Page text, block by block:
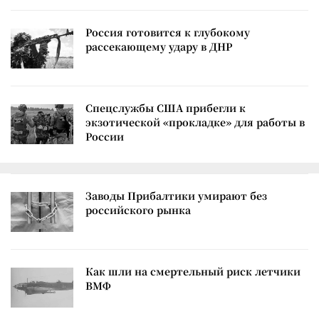
Россия готовится к глубокому
рассекающему удару в ДНР
Спецслужбы США прибегли к
экзотической «прокладке» для работы в
России
Заводы Прибалтики умирают без
российского рынка
Как шли на смертельный риск летчики
ВМФ